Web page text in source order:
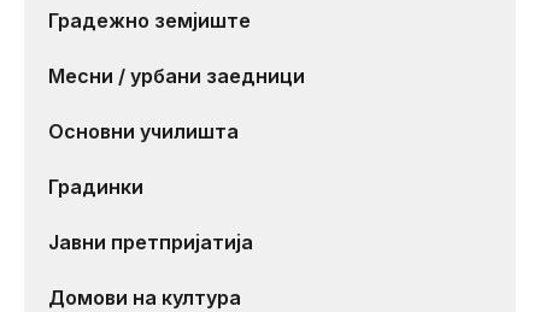
Градежно земјиште
Месни / урбани заедници
Основни училишта
Градинки
Јавни претпријатија
Домови на култура